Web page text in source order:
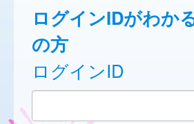
ログインIDがわか
の方
ログインID